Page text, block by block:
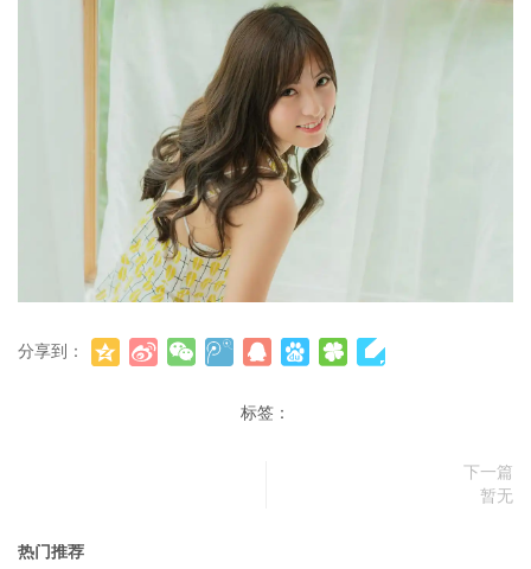
分享到：
标签：
下一篇
暂无
热门推荐